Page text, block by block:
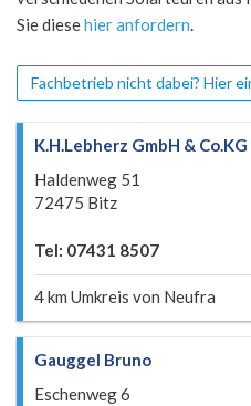
Sie diesehier anfordern.
Fachbetrieb nicht dabei? Hier
K.H.Lebherz GmbH & Co.KG
Haldenweg 51
72475 Bitz
Tel: 07431 8507
4 km Umkreis von Neufra
Gauggel Bruno
Eschenweg 6